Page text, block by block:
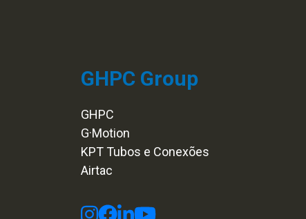
GHPC Group
GHPC
G·Motion
KPT Tubos e Conexões
Airtac